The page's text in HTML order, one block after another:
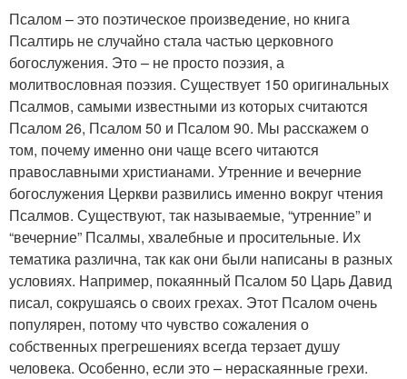
Псалом – это поэтическое произведение, но книга
Псалтирь не случайно стала частью церковного
богослужения. Это – не просто поэзия, а
молитвословная поэзия. Существует 150 оригинальных
Псалмов, самыми известными из которых считаются
Псалом 26, Псалом 50 и Псалом 90. Мы расскажем о
том, почему именно они чаще всего читаются
православными христианами. Утренние и вечерние
богослужения Церкви развились именно вокруг чтения
Псалмов. Существуют, так называемые, “утренние” и
“вечерние” Псалмы, хвалебные и просительные. Их
тематика различна, так как они были написаны в разных
условиях. Например, покаянный Псалом 50 Царь Давид
писал, сокрушаясь о своих грехах. Этот Псалом очень
популярен, потому что чувство сожаления о
собственных прегрешениях всегда терзает душу
человека. Особенно, если это – нераскаянные грехи.